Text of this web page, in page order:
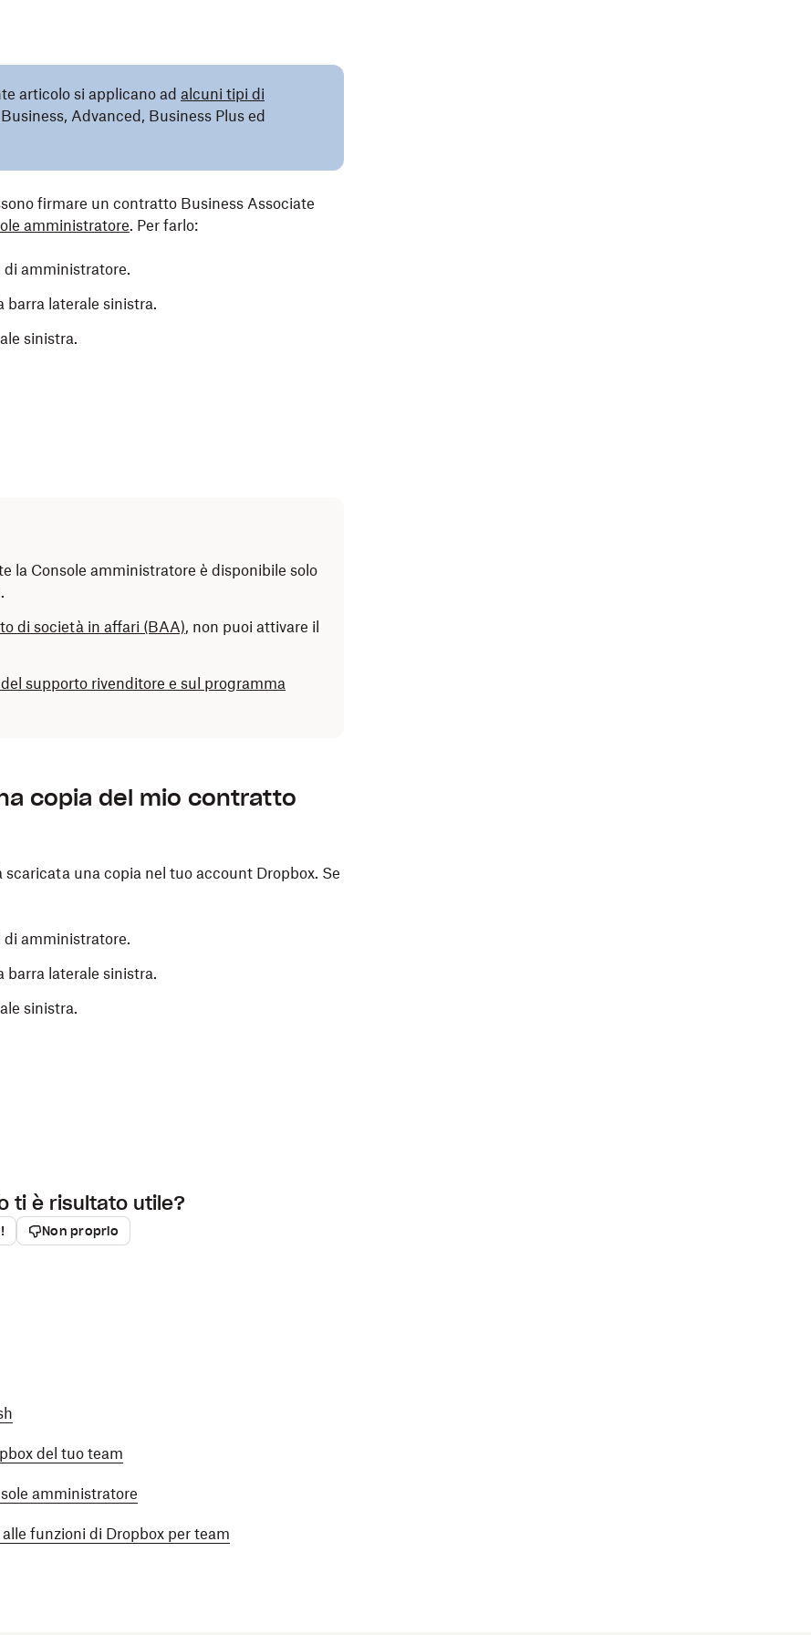
articolo si applicano ad alcuni tipi di
Advanced, Business Plus ed
firmare un contratto Business Associate
amministratore. Per farlo:
di amministratore.
barra laterale sinistra.
sinistra.
la Console amministratore è disponibile solo
di società in affari (BAA), non puoi attivare il
supporto rivenditore e sul programma
copia del mio contratto
una copia nel tuo account Dropbox. Se
di amministratore.
barra laterale sinistra.
sinistra.
ti è risultato utile?
Non proprio
del tuo team
amministratore
funzioni di Dropbox per team